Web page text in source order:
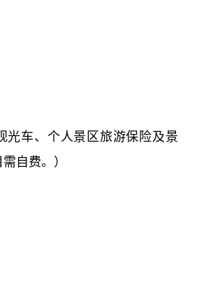
光车、个人景区旅游保险及景
自费。）